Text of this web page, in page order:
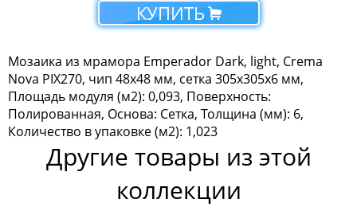
Мозаика Опера Декора
Россия
КУПИТЬ
Мозаика из мрамора Emperador Dark, light, Crema
Nova PIX270, чип 48x48 мм, сетка 305х305x6 мм,
Площадь модуля (м2): 0,093, Поверхность:
Полированная, Основа: Сетка, Толщина (мм): 6,
Количество в упаковке (м2): 1,023
Другие товары из этой
коллекции